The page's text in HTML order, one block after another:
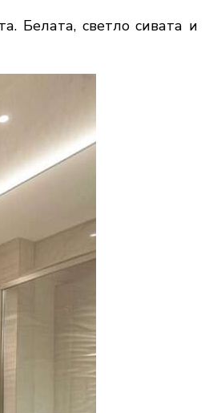
Белата, светло сивата и